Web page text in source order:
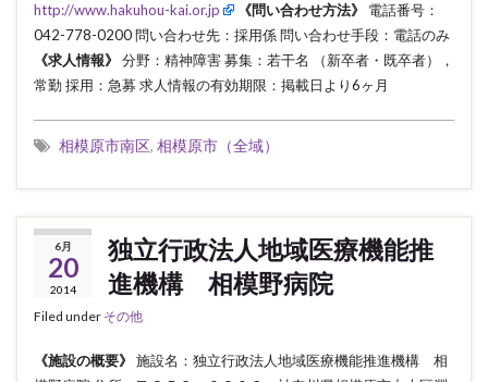
http://www.hakuhou-kai.or.jp
《問い合わせ方法》
電話番号：
042-778-0200 問い合わせ先：採用係 問い合わせ手段：電話のみ
《求人情報》
分野：精神障害 募集：若干名 （新卒者・既卒者），
常勤 採用：急募 求人情報の有効期限：掲載日より6ヶ月
相模原市南区, 相模原市（全域）
6月
20
2014
独立行政法人地域医療機能推
進機構 相模野病院
Filed under その他
《施設の概要》
施設名：独立行政法人地域医療機能推進機構 相